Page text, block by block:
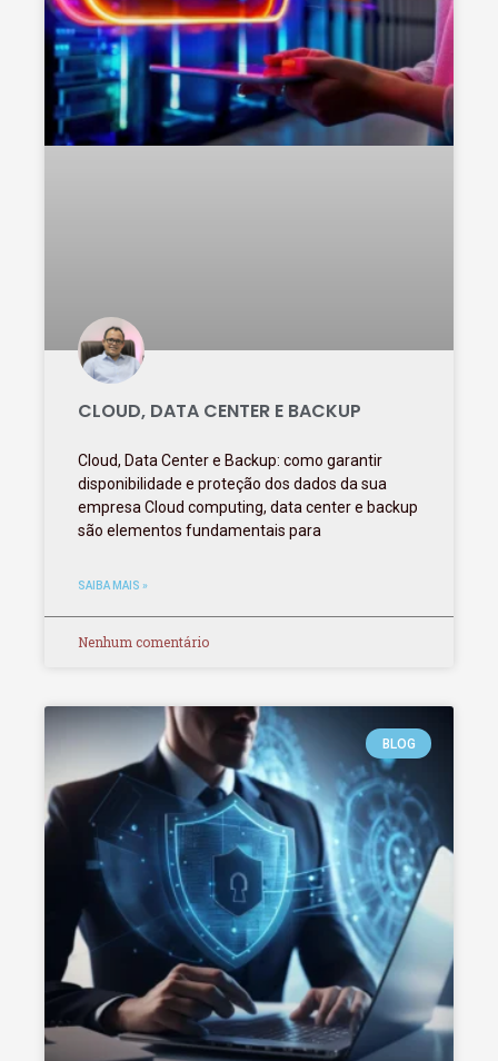
CLOUD, DATA CENTER E BACKUP
Cloud, Data Center e Backup: como garantir
disponibilidade e proteção dos dados da sua
empresa Cloud computing, data center e backup
são elementos fundamentais para
SAIBA MAIS »
Nenhum comentário
BLOG